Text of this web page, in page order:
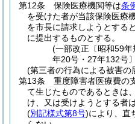
第12条
保険医療機関等は条
を受けた者が当該保険医療
を市長に請求しようとする
に提出するものとする。
(一部改正〔昭和59
年20号・27年132号
(第三者の行為による被害の
第13条
重度障害者医療費の
て生じたものであるときは
け、又は受けようとする者
(別記様式第8号)により、直